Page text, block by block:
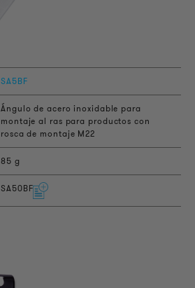
SA5BF
Ángulo de acero inoxidable para
montaje al ras para productos con
rosca de montaje M22
85 g
SA50BF